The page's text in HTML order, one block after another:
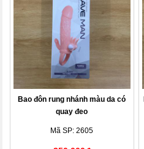
Bao đôn rung nhánh màu da có
quay đeo
Mã SP: 2605